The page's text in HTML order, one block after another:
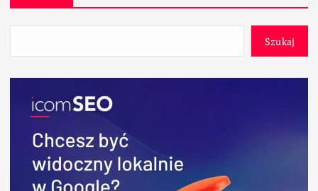
Szukaj